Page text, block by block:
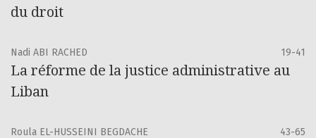
pour contribuer à une meilleure compréhension des
du droit
Nadi ABI RACHED 19-41
La réforme de la justice administrative au
Liban
Roula EL-HUSSEINI BEGDACHE 43-65